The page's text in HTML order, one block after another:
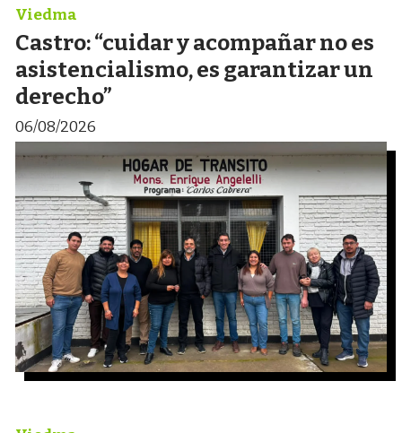
Castro: “cuidar y acompañar no es
asistencialismo, es garantizar un
derecho”
Viedma
06/08/2026